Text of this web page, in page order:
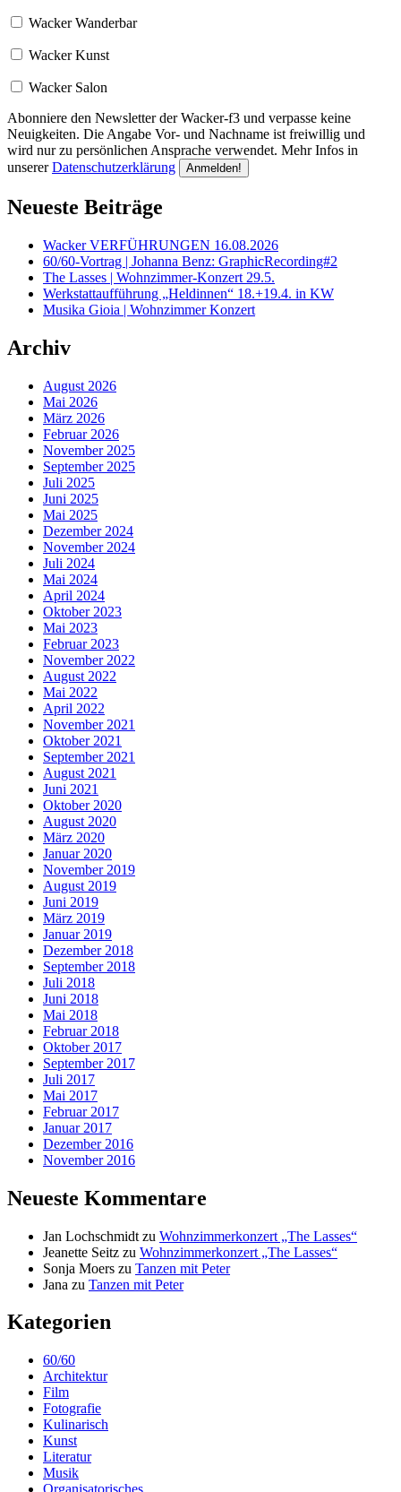
Wacker Wanderbar
Wacker Kunst
Wacker Salon
Abonniere den Newsletter der Wacker-f3 und verpasse keine
Neuigkeiten. Die Angabe Vor- und Nachname ist freiwillig und
wird nur zu persönlichen Ansprache verwendet. Mehr Infos in
unsererDatenschutzerklärung
Neueste Beiträge
Wacker VERFÜHRUNGEN 16.08.2026
60/60-Vortrag | Johanna Benz: GraphicRecording#2
The Lasses | Wohnzimmer-Konzert 29.5.
Werkstattaufführung „Heldinnen“ 18.+19.4. in KW
Musika Gioia | Wohnzimmer Konzert
Archiv
August 2026
Mai 2026
März 2026
Februar 2026
November 2025
September 2025
Juli 2025
Juni 2025
Mai 2025
Dezember 2024
November 2024
Juli 2024
Mai 2024
April 2024
Oktober 2023
Mai 2023
Februar 2023
November 2022
August 2022
Mai 2022
April 2022
November 2021
Oktober 2021
September 2021
August 2021
Juni 2021
Oktober 2020
August 2020
März 2020
Januar 2020
November 2019
August 2019
Juni 2019
März 2019
Januar 2019
Dezember 2018
September 2018
Juli 2018
Juni 2018
Mai 2018
Februar 2018
Oktober 2017
September 2017
Juli 2017
Mai 2017
Februar 2017
Januar 2017
Dezember 2016
November 2016
Neueste Kommentare
Jan Lochschmidt zu Wohnzimmerkonzert „The Lasses“
Jeanette Seitz zu Wohnzimmerkonzert „The Lasses“
Sonja Moers zu Tanzen mit Peter
Jana zu Tanzen mit Peter
Kategorien
60/60
Architektur
Film
Fotografie
Kulinarisch
Kunst
Literatur
Musik